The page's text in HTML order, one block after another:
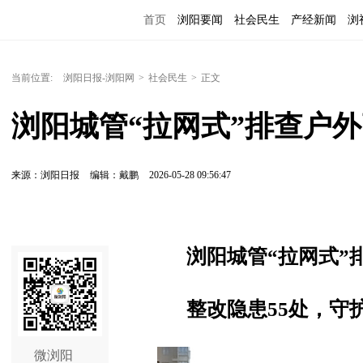
首页 浏阳要闻 社会民生 产经新闻 浏
当前位置: 浏阳日报-浏阳网 > 社会民生 > 正文
浏阳城管“拉网式”排查户
来源：浏阳日报 编辑：戴鹏 2026-05-28 09:56:47
微浏阳
浏阳城管“拉网式”
整改隐患55处，守